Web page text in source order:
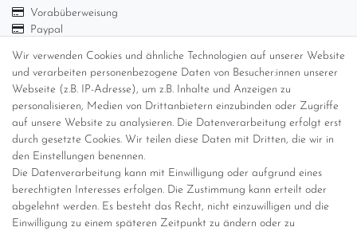
Wir verwenden Cookies und ähnliche Technologien auf unserer Website
und verarbeiten personenbezogene Daten von Besucher:innen unserer
Webseite (z.B. IP-Adresse), um z.B. Inhalte und Anzeigen zu
personalisieren, Medien von Drittanbietern einzubinden oder Zugriffe
auf unsere Website zu analysieren. Die Datenverarbeitung erfolgt erst
durch gesetzte Cookies. Wir teilen diese Daten mit Dritten, die wir in
den Einstellungen benennen.
Die Datenverarbeitung kann mit Einwilligung oder aufgrund eines
berechtigten Interesses erfolgen. Die Zustimmung kann erteilt oder
abgelehnt werden. Es besteht das Recht, nicht einzuwilligen und die
Einwilligung zu einem späteren Zeitpunkt zu ändern oder zu
Vorabüberweisung
Paypal
Versandinformationen
Versand per GLS (6,90 Euro) oder DHL (8,49 Euro ) inkl. MwSt.
(innerhalb Deutschlands)
kostenfreie Lieferung ab 150 Euro Warenwert (innerhalb
Deutschlands)
Übersicht Internationale Versandkosten
Wir kaufen an